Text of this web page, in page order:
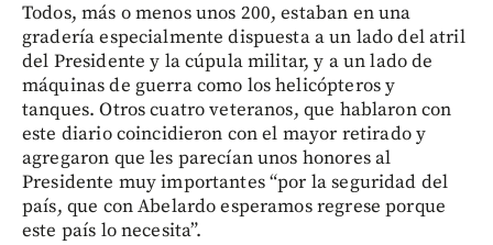
Todos, más o menos unos 200, estaban en una
gradería especialmente dispuesta a un lado del atril
del Presidente y la cúpula militar, y a un lado de
máquinas de guerra como los helicópteros y
tanques. Otros cuatro veteranos, que hablaron con
este diario coincidieron con el mayor retirado y
agregaron que les parecían unos honores al
Presidente muy importantes “por la seguridad del
país, que con Abelardo esperamos regrese porque
este país lo necesita”.